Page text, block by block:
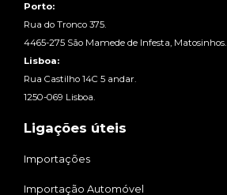
Porto:
Rua do Tronco 375.
4465-275 São Mamede de Infesta, Matosinhos.
Lisboa:
Rua Castilho 14C 5 andar.
1250-069 Lisboa.
Ligações úteis
Importações
Importação Automóvel